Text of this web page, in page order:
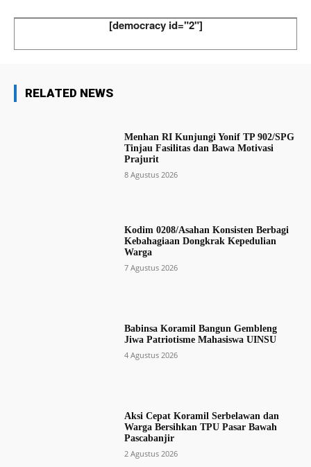
[democracy id="2"]
RELATED NEWS
Menhan RI Kunjungi Yonif TP 902/SPG
Tinjau Fasilitas dan Bawa Motivasi
Prajurit
8 Agustus 2026
Kodim 0208/Asahan Konsisten Berbagi
Kebahagiaan Dongkrak Kepedulian
Warga
7 Agustus 2026
Babinsa Koramil Bangun Gembleng
Jiwa Patriotisme Mahasiswa UINSU
4 Agustus 2026
Aksi Cepat Koramil Serbelawan dan
Warga Bersihkan TPU Pasar Bawah
Pascabanjir
2 Agustus 2026